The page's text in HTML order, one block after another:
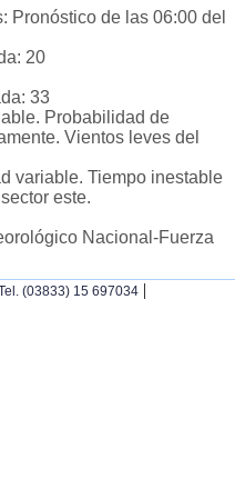
Pronóstico de las 06:00 del
20
33
Probabilidad de
Vientos leves del
variable. Tiempo inestable
este.
Nacional-Fuerza
(03833) 15 697034 |